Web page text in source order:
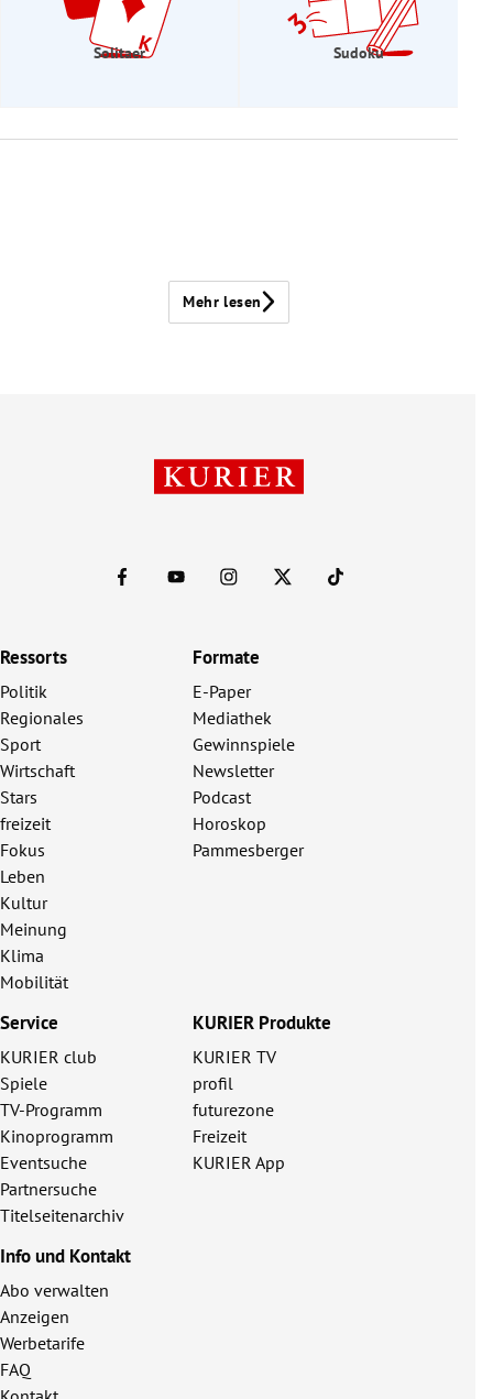
Solitaer Sudoku
Mehr lesen
Ressorts
Politik
Regionales
Sport
Wirtschaft
Stars
freizeit
Fokus
Leben
Kultur
Meinung
Klima
Mobilität
Formate
E-Paper
Mediathek
Gewinnspiele
Newsletter
Podcast
Horoskop
Pammesberger
Service
KURIER club
Spiele
TV-Programm
Kinoprogramm
Eventsuche
Partnersuche
Titelseitenarchiv
KURIER Produkte
KURIER TV
profil
futurezone
Freizeit
KURIER App
Info und Kontakt
Abo verwalten
Anzeigen
Werbetarife
FAQ